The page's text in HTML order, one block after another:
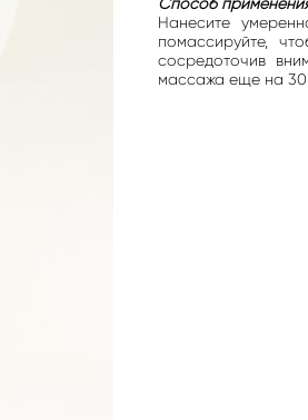
Нанесите
помассируйте,
сосредоточив
массажа еще на 30